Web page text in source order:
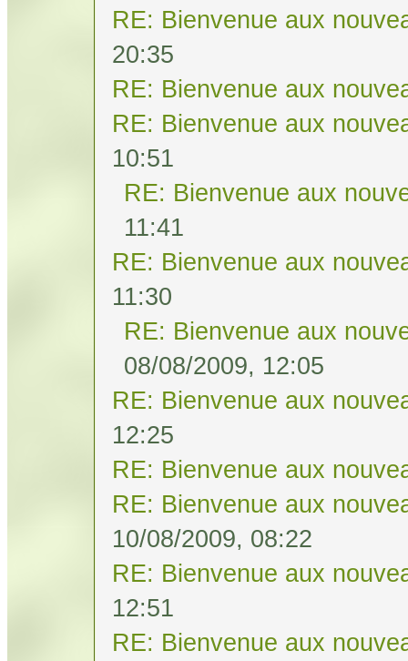
RE: Bienvenue aux
20:35
RE: Bienvenue aux
RE: Bienvenue aux
10:51
RE: Bienvenue aux
11:41
RE: Bienvenue aux
11:30
RE: Bienvenue aux
08/08/2009, 12:05
RE: Bienvenue aux
12:25
RE: Bienvenue aux
RE: Bienvenue aux
10/08/2009, 08:22
RE: Bienvenue aux
12:51
RE: Bienvenue aux